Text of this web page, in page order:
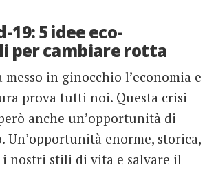
19: 5 idee eco-
per cambiare rotta
in ginocchio l’economia e
prova tutti noi. Questa crisi
anche un’opportunità di
Un’opportunità enorme, storica,
i nostri stili di vita e salvare il